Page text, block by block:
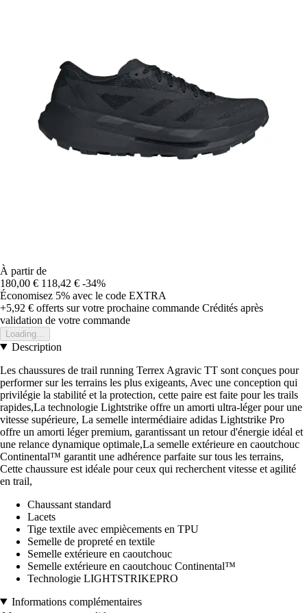
À partir de
180,00 € 118,42 € -34%
Économisez 5% avec le code EXTRA
+5,92 € offerts sur votre prochaine commande Crédités après
validation de votre commande
Loading...
Description
Les chaussures de trail running Terrex Agravic TT sont conçues pour
performer sur les terrains les plus exigeants, Avec une conception qui
privilégie la stabilité et la protection, cette paire est faite pour les trails
rapides,La technologie Lightstrike offre un amorti ultra-léger pour une
vitesse supérieure, La semelle intermédiaire adidas Lightstrike Pro
offre un amorti léger premium, garantissant un retour d'énergie idéal et
une relance dynamique optimale,La semelle extérieure en caoutchouc
Continental™ garantit une adhérence parfaite sur tous les terrains,
Cette chaussure est idéale pour ceux qui recherchent vitesse et agilité
en trail,
Chaussant standard
Lacets
Tige textile avec empiècements en TPU
Semelle de propreté en textile
Semelle extérieure en caoutchouc
Semelle extérieure en caoutchouc Continental™
Technologie LIGHTSTRIKEPRO
Informations complémentaires